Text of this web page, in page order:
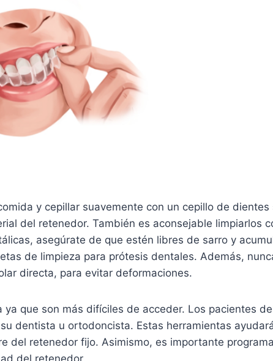
y cepillar suavemente con un cepillo de dientes
del retenedor. También es aconsejable limpiarlos
asegúrate de que estén libres de sarro y
de limpieza para prótesis dentales. Además,
directa, para evitar deformaciones.
que son más difíciles de acceder. Los pacientes
dentista u ortodoncista. Estas herramientas
del retenedor fijo. Asimismo, es importante